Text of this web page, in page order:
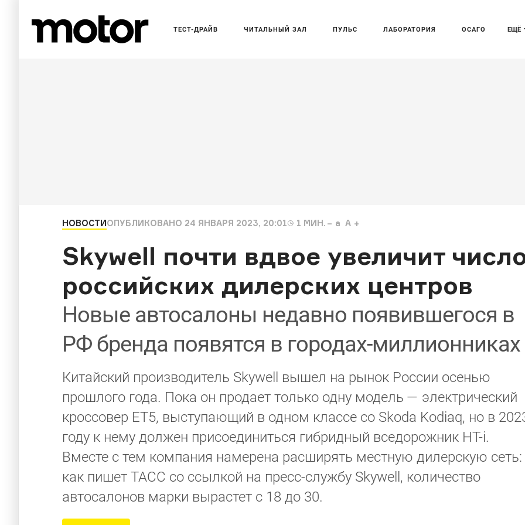
ЕЩЁ
ТЕСТ-ДРАЙВ ЧИТАЛЬНЫЙ ЗАЛ ПУЛЬС ЛАБОРАТОРИЯ ОСАГО
НОВОСТИОПУБЛИКОВАНО 24 ЯНВАРЯ 2023, 20:01 1 МИН. a A
Skywell почти вдвое увеличит
российских дилерских центров
Новые автосалоны недавно появившегося в
РФ бренда появятся в городах-миллионниках
Китайский производитель Skywell вышел на рынок России осенью
прошлого года. Пока он продает только одну модель — электрический
кроссовер ET5, выступающий в одном классе со Skoda Kodiaq, но в
году к нему должен присоединиться гибридный вседорожник HT-i.
Вместе с тем компания намерена расширять местную дилерскую сеть:
как пишет ТАСС со ссылкой на пресс-службу Skywell, количество
автосалонов марки вырастет с 18 до 30.